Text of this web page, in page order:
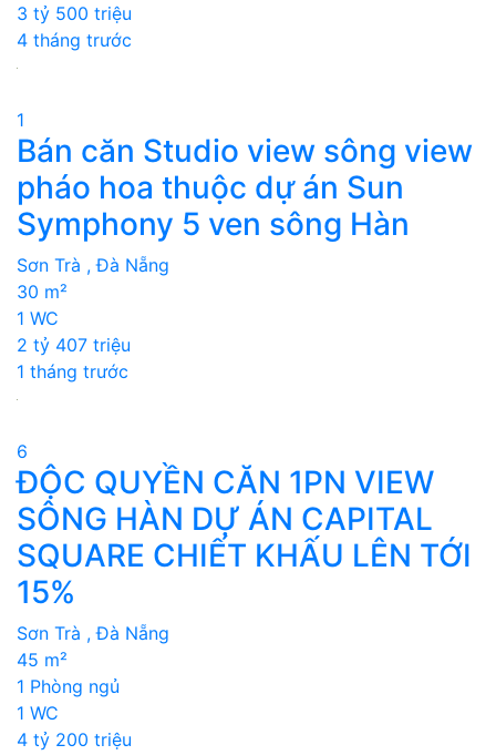
3 tỷ 500 triệu
4 tháng trước
1
Bán căn Studio view sông view
pháo hoa thuộc dự án Sun
Symphony 5 ven sông Hàn
Sơn Trà , Đà Nẵng
30 m²
1 WC
2 tỷ 407 triệu
1 tháng trước
6
ĐỘC QUYỀN CĂN 1PN VIEW
SÔNG HÀN DỰ ÁN CAPITAL
SQUARE CHIẾT KHẤU LÊN TỚI
15%
Sơn Trà , Đà Nẵng
45 m²
1 Phòng ngủ
1 WC
4 tỷ 200 triệu